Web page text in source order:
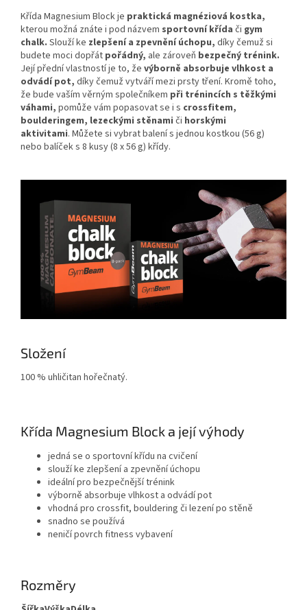
Křída Magnesium Block je praktická magnéziová kostka,
kterou možná znáte i pod názvem sportovní křída či gym
chalk. Slouží ke zlepšení a zpevnění úchopu, díky čemuž si
budete moci dopřát pořádný, ale zároveň bezpečný trénink.
Její přední vlastností je to, že výborně absorbuje vlhkost a
odvádí pot, díky čemuž vytváří mezi prsty tření. Kromě toho,
že bude vaším věrným společníkem při trénincích s těžkými
váhami, pomůže vám popasovat se i s crossfitem,
boulderingem, lezeckými stěnami či horskými
aktivitami. Můžete si vybrat balení s jednou kostkou (56 g)
nebo balíček s 8 kusy (8 x 56 g) křídy.
Složení
100 % uhličitan hořečnatý.
Křída Magnesium Block a její výhody
jedná se o sportovní křídu na cvičení
slouží ke zlepšení a zpevnění úchopu
ideální pro bezpečnější trénink
výborně absorbuje vlhkost a odvádí pot
vhodná pro crossfit, bouldering či lezení po stěně
snadno se používá
neničí povrch fitness vybavení
Rozměry